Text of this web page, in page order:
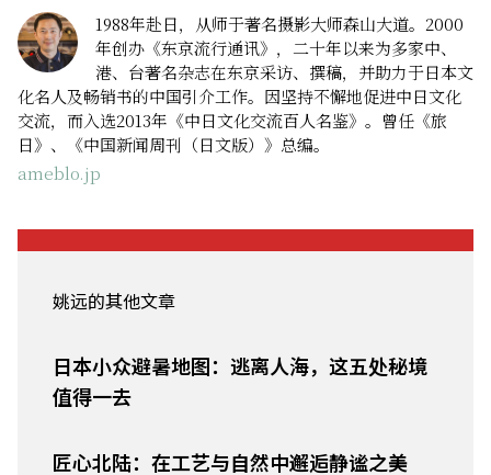
1988年赴日，从师于著名摄影大师森山大道。2000
年创办《东京流行通讯》，二十年以来为多家中、
港、台著名杂志在东京采访、撰稿，并助力于日本文
化名人及畅销书的中国引介工作。因坚持不懈地促进中日文化
交流，而入选2013年《中日文化交流百人名鉴》。曾任《旅
日》、《中国新闻周刊（日文版）》总编。
ameblo.jp
姚远的其他文章
日本小众避暑地图：逃离人海，这五处秘境
值得一去
匠心北陆：在工艺与自然中邂逅静谧之美